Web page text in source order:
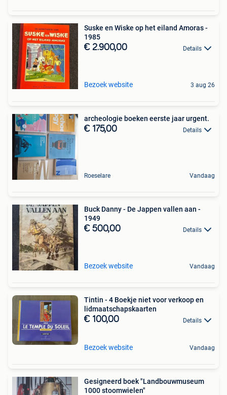
Suske en Wiske op het eiland Amoras -
1985
€ 2.900,00 Details
Bezoek website 3 aug 26
archeologie boeken eerste jaar urgent.
€ 175,00 Details
Roeselare Vandaag
Buck Danny - De Jappen vallen aan -
1949
€ 500,00 Details
Bezoek website Vandaag
Tintin - 4 Boekje niet voor verkoop en
lidmaatschapskaarten
€ 100,00 Details
Bezoek website Vandaag
Gesigneerd boek "Landbouwmuseum
1000 stoomwielen"